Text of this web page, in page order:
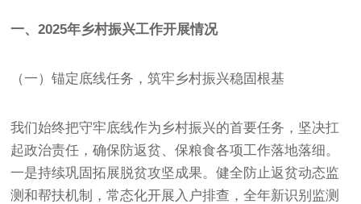
一、2025年乡村振兴工作开展情况
（一）锚定底线任务，筑牢乡村振兴稳固根基
我们始终把守牢底线作为乡村振兴的首要任务，坚决扛
起政治责任，确保防返贫、保粮食各项工作落地落细。
一是持续巩固拓展脱贫攻坚成果。健全防止返贫动态监
测和帮扶机制，常态化开展入户排查，全年新识别监测